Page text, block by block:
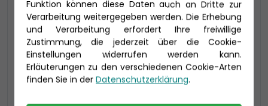
2-Bett Veranda Komfort (VA)
24-37 qm, inklusive Veranda (4-16 qm)
VA: bis zu 4 Personen, 2 Bäder: Toilette und
Dusche getrennt
Funktion können diese Daten auch an Dritte zur
Verarbeitung weitergegeben werden. Die Erhebung
und Verarbeitung erfordert Ihre freiwillige
Zustimmung, die jederzeit über die Cookie-
Einstellungen widerrufen werden kann.
Erläuterungen zu den verschiedenen Cookie-Arten
finden Sie in der Datenschutzerklärung.